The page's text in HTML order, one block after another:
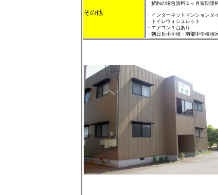
その他
解約の場合賃料１ヶ月短期違
・インターネットマンションタ
・トイレウォシュレット
・エアコン１台あり
・朝日丘小学校・南部中学校校